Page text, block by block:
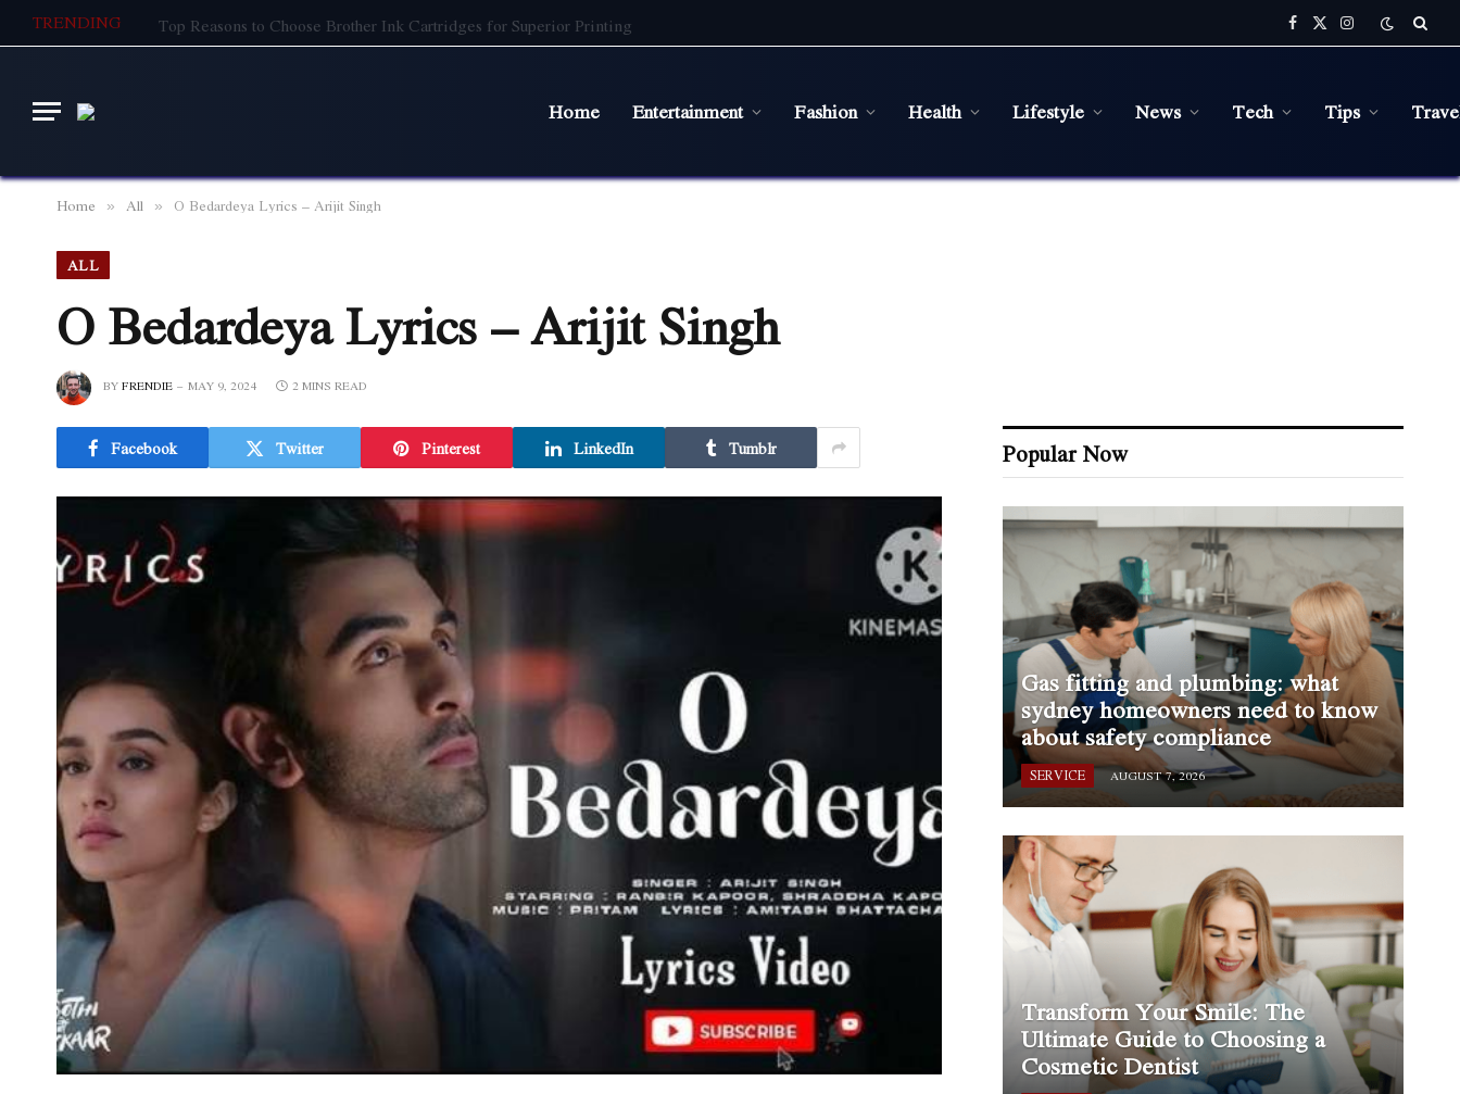
TRENDING Top Reasons to Choose Brother Ink Cartridges for Superior Printing Facebook
X
(Twitter)
Instagram
Home Entertainment Fashion Health Lifestyle News Tech Tips
Home » All » O Bedardeya Lyrics – Arijit Singh
ALL
O Bedardeya Lyrics – Arijit Singh
BYFRENDIE MAY 9, 2024 2 MINS READ
Facebook Twitter Pinterest LinkedIn Tumblr Popular Now
Gas fitting and plumbing: what
sydney homeowners need to know
about safety compliance
SERVICE AUGUST 7, 2026
Transform Your Smile: The
Ultimate Guide to Choosing a
Cosmetic Dentist